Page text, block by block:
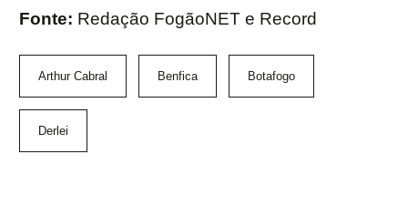
Fonte: Redação FogãoNET e Record
Arthur Cabral Benfica Botafogo
Derlei